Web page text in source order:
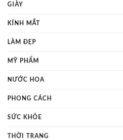
GIÀY
KÍNH MẮT
LÀM ĐẸP
MỸ PHẨM
NƯỚC HOA
PHONG CÁCH
SỨC KHỎE
THỜI TRANG